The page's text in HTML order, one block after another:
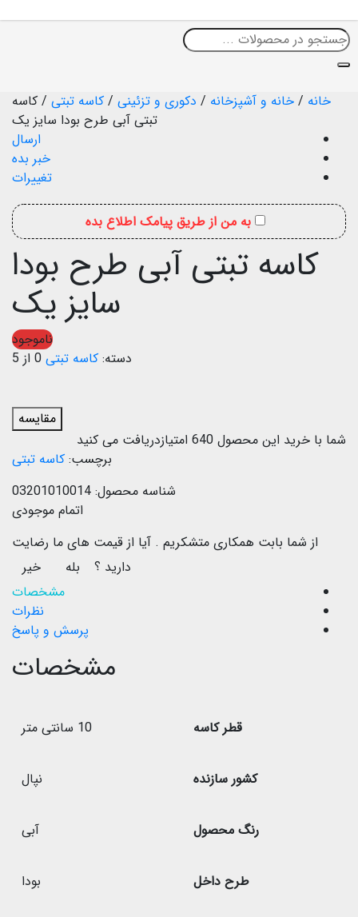
خانه / خانه و آشپزخانه / دکوری و تزئینی / کاسه تبتی / کاسه
تبتی آبی طرح بودا سایز یک
ارسال
خبر بده
تغییرات
به من از طریق پیامک اطلاع بده
کاسه تبتی آبی طرح بودا
سایز یک
ناموجود
دسته: کاسه تبتی 0 از 5
مقایسه
شما با خرید این محصول 640 امتیازدریافت می کنید
برچسب: کاسه تبتی
شناسه محصول: 03201010014
اتمام موجودی
از شما بابت همکاری متشکریم . آیا از قیمت های ما رضایت
دارید ؟
بله
خیر
مشخصات
نظرات
پرسش و پاسخ
مشخصات
قطر کاسه 10 سانتی متر
کشور سازنده نپال
رنگ محصول آبی
طرح داخل بودا